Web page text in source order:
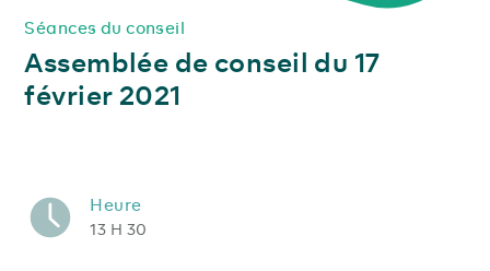
Séances du conseil
Assemblée de conseil du 17
février 2021
Heure
13 H 30